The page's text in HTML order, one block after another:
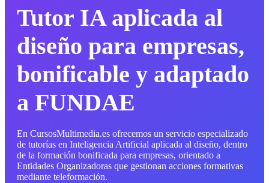
Tutor IA aplicada al
diseño para empresas,
bonificable y adaptado
a FUNDAE
En CursosMultimedia.es ofrecemos un servicio especializado
de tutorías en Inteligencia Artificial aplicada al diseño, dentro
de la formación bonificada para empresas, orientado a
Entidades Organizadoras que gestionan acciones formativas
mediante teleformación.